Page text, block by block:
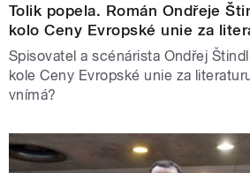
Tolik popela. Román Ondřeje
kolo Ceny Evropské unie za
Spisovatel a scénárista Ondřej
kole Ceny Evropské unie za
vnímá?